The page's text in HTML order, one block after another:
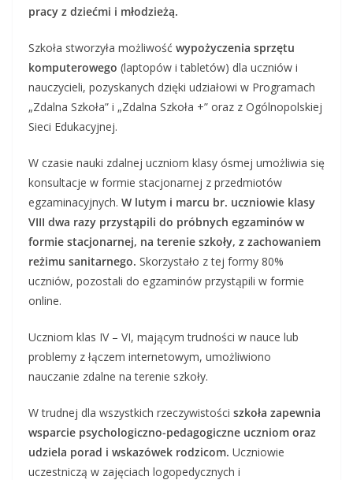
pracy z dziećmi i młodzieżą.
Szkoła stworzyła możliwość wypożyczenia sprzętu
komputerowego (laptopów i tabletów) dla uczniów i
nauczycieli, pozyskanych dzięki udziałowi w Programach
„Zdalna Szkoła” i „Zdalna Szkoła +” oraz z Ogólnopolskiej
Sieci Edukacyjnej.
W czasie nauki zdalnej uczniom klasy ósmej umożliwia się
konsultacje w formie stacjonarnej z przedmiotów
egzaminacyjnych. W lutym i marcu br. uczniowie klasy
VIII dwa razy przystąpili do próbnych egzaminów w
formie stacjonarnej, na terenie szkoły, z zachowaniem
reżimu sanitarnego. Skorzystało z tej formy 80%
uczniów, pozostali do egzaminów przystąpili w formie
online.
Uczniom klas IV – VI, mającym trudności w nauce lub
problemy z łączem internetowym, umożliwiono
nauczanie zdalne na terenie szkoły.
W trudnej dla wszystkich rzeczywistości szkoła zapewnia
wsparcie psychologiczno-pedagogiczne uczniom oraz
udziela porad i wskazówek rodzicom. Uczniowie
uczestniczą w zajęciach logopedycznych i